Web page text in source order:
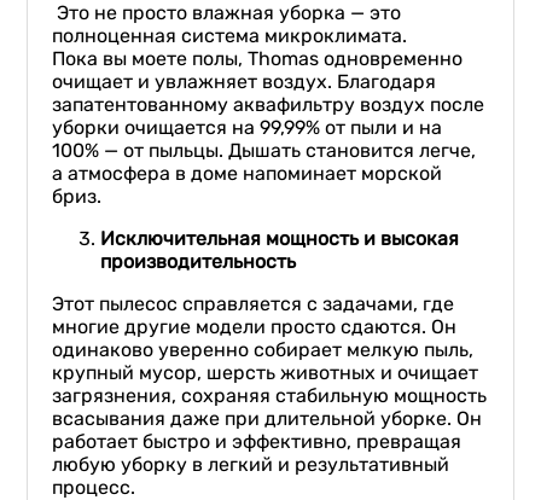
Это не просто влажная уборка — это
полноценная система микроклимата.
Пока вы моете полы, Thomas одновременно
очищает и увлажняет воздух. Благодаря
запатентованному аквафильтру воздух после
уборки очищается на 99,99% от пыли и на
100% — от пыльцы. Дышать становится легче,
а атмосфера в доме напоминает морской
бриз.
Исключительная мощность и высокая
производительность
Этот пылесос справляется с задачами, где
многие другие модели просто сдаются. Он
одинаково уверенно собирает мелкую пыль,
крупный мусор, шерсть животных и очищает
загрязнения, сохраняя стабильную мощность
всасывания даже при длительной уборке. Он
работает быстро и эффективно, превращая
любую уборку в легкий и результативный
процесс.